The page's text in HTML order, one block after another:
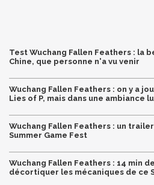
Test Wuchang Fallen Feathers : la
Chine, que personne n'a vu venir
Wuchang Fallen Feathers : on y a
Lies of P, mais dans une ambiance
Wuchang Fallen Feathers : un
Summer Game Fest
Wuchang Fallen Feathers : 14 min
décortiquer les mécaniques de ce